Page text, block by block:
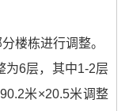
楼栋进行调整。
为6层，其中1-2层
米×20.5米调整